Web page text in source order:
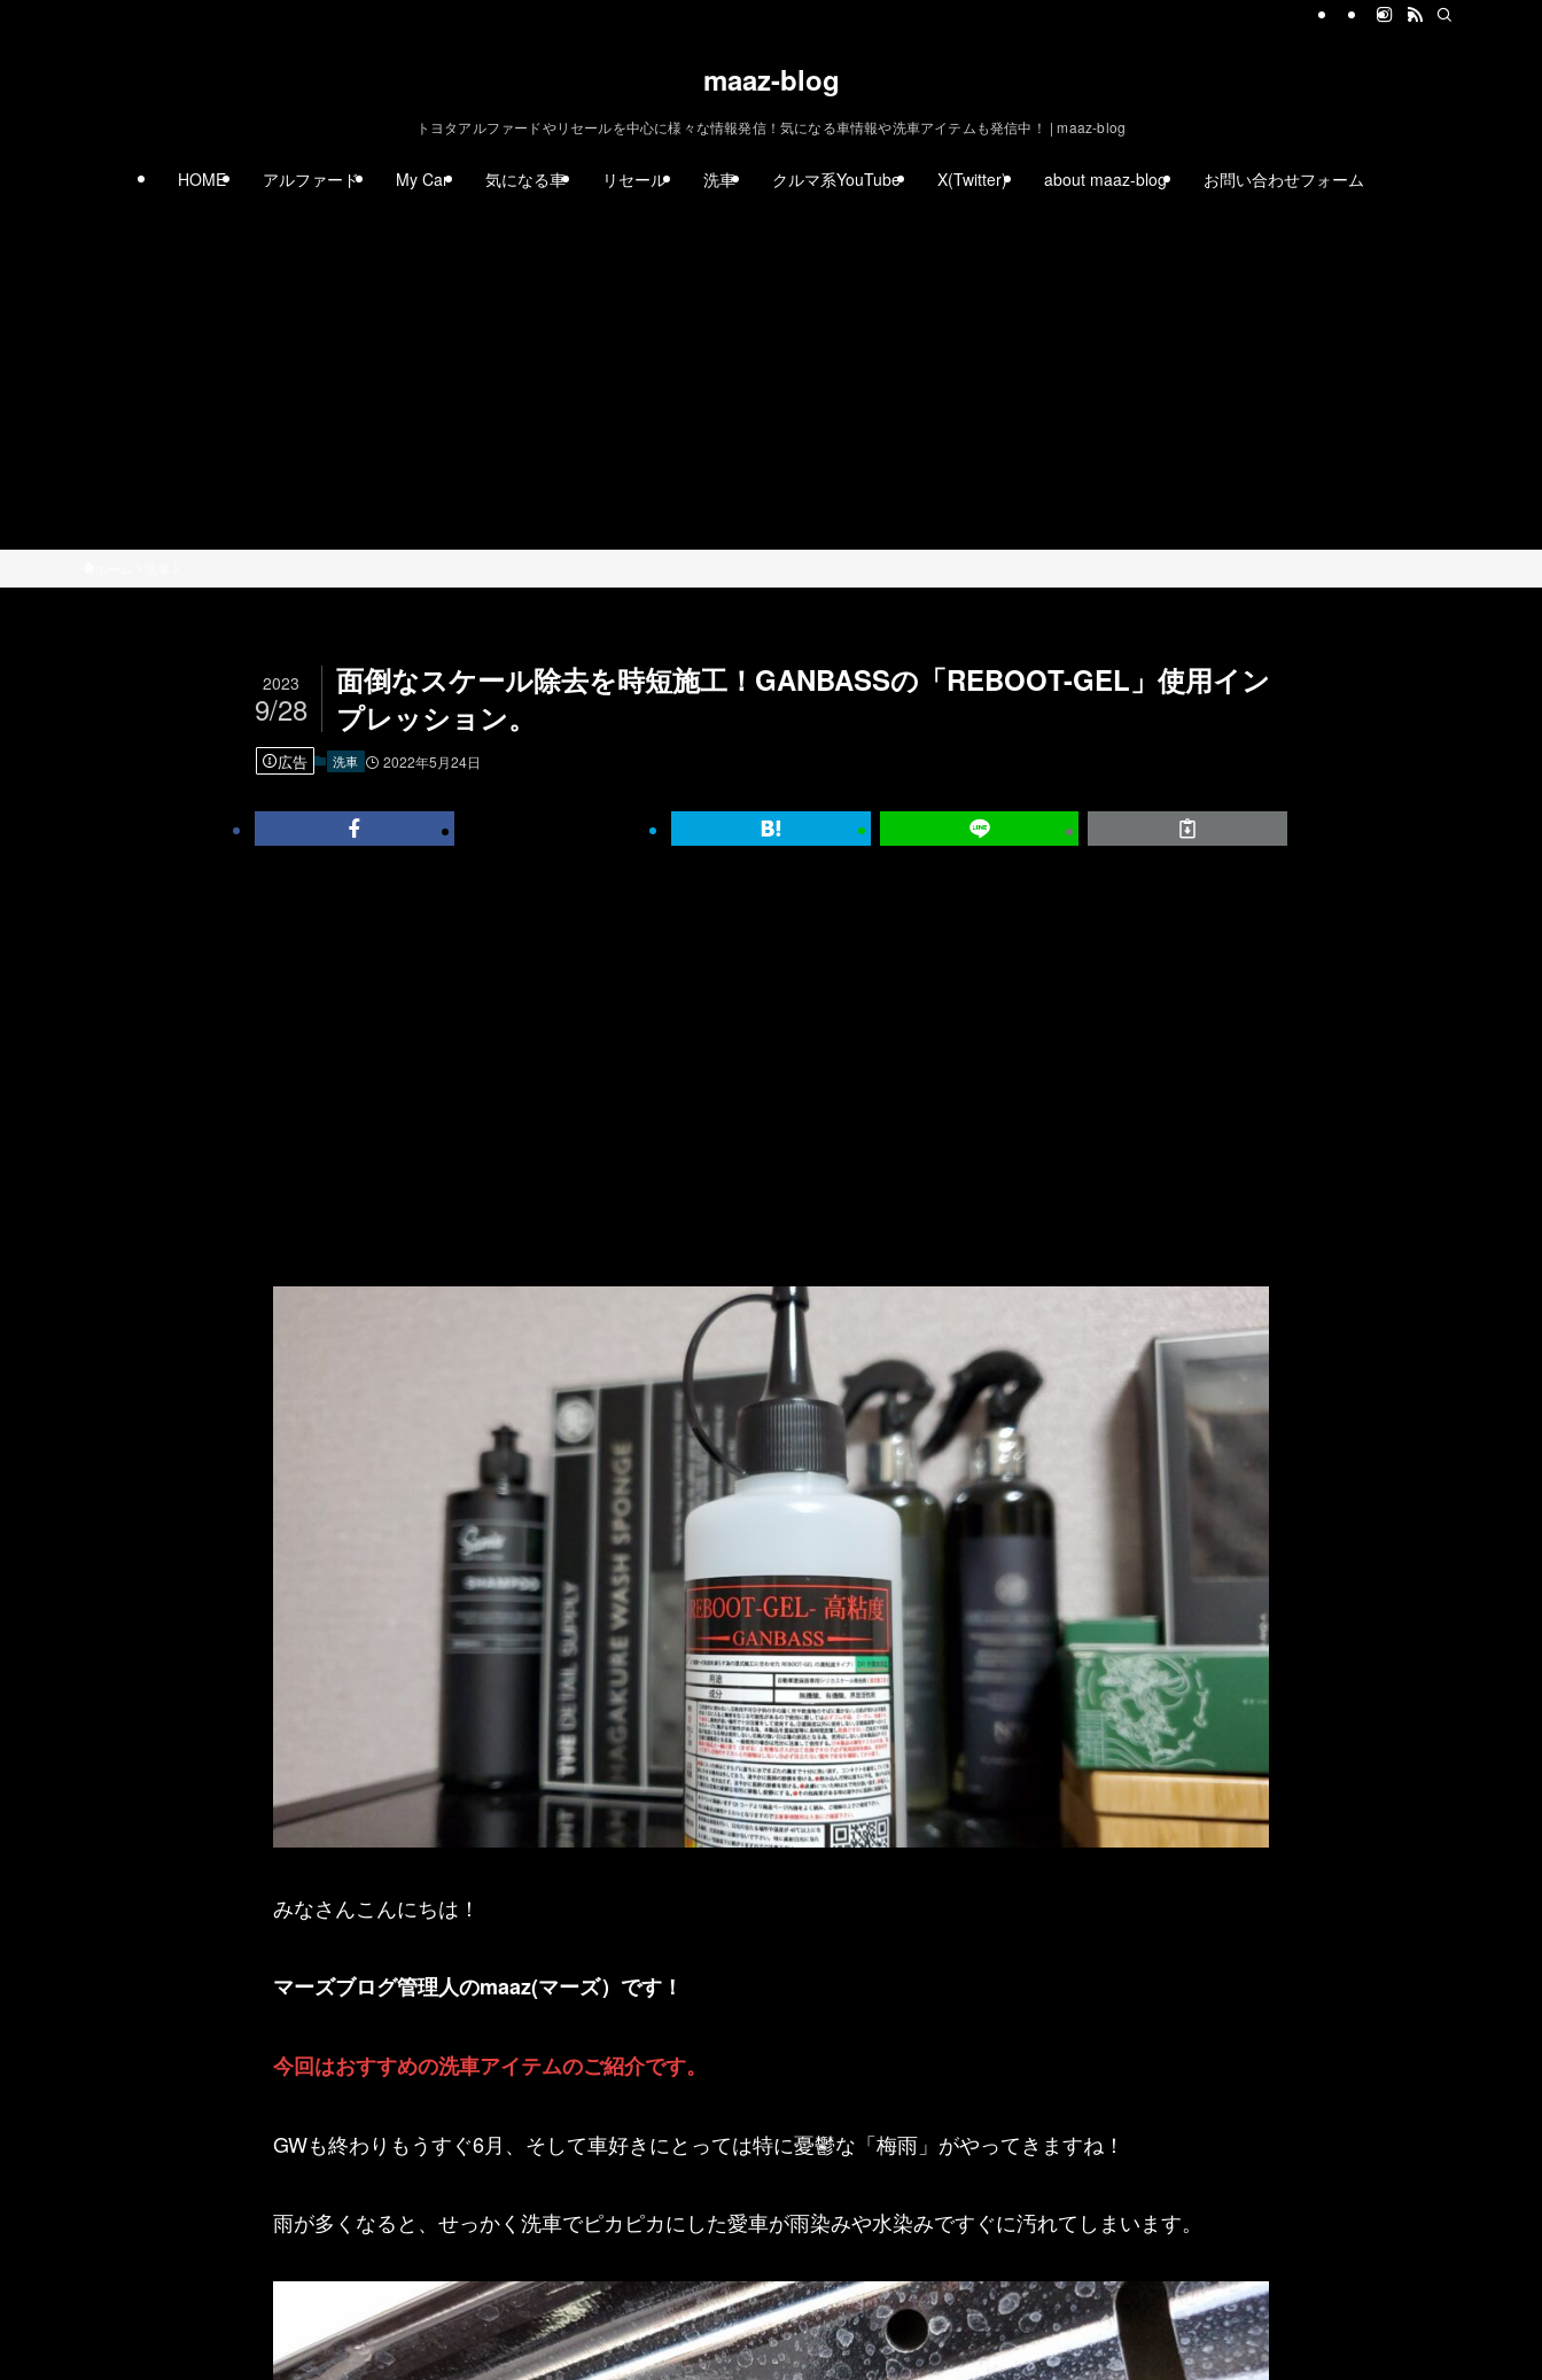
maaz-blog
トヨタアルファードやリセールを中心に様々な情報発信！気になる車情報や洗車アイテムも発信中！ | maaz-blog
HOME アルファード My Car 気になる車 リセール 洗車 クルマ系YouTube X(Twitter) about maaz-blog お問い合わせフォーム
面倒なスケール除去を時短施工！GANBASSの「REBOOT-GEL」使用イン
プレッション。
2023
9/28
広告 洗車 2022年5月24日
みなさんこんにちは！
マーズブログ管理人のmaaz(マーズ）です！
今回はおすすめの洗車アイテムのご紹介です。
GWも終わりもうすぐ6月、そして車好きにとっては特に憂鬱な「梅雨」がやってきますね！
雨が多くなると、せっかく洗車でピカピカにした愛車が雨染みや水染みですぐに汚れてしまいます。